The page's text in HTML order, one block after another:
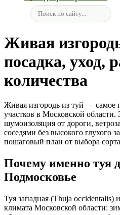
Живая
посадка, уход,
количества
Живая изгородь из туй — самое
участков в Московской
шумоизоляция от дороги,
соседями без высокого глухого
пошаговый план от выбора
Почему именно туя
Подмосковье
Туя западная (Thuja occidentalis)
климата Московской области: